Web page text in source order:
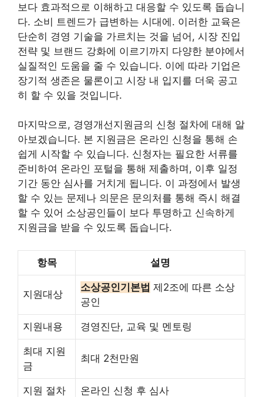
보다 효과적으로 이해하고 대응할 수 있도록 돕습니
다. 소비 트렌드가 급변하는 시대에. 이러한 교육은
단순히 경영 기술을 가르치는 것을 넘어, 시장 진입
전략 및 브랜드 강화에 이르기까지 다양한 분야에서
실질적인 도움을 줄 수 있습니다. 이에 따라 기업은
장기적 생존은 물론이고 시장 내 입지를 더욱 공고
히 할 수 있을 것입니다.
마지막으로, 경영개선지원금의 신청 절차에 대해 알
아보겠습니다. 본 지원금은 온라인 신청을 통해 손
쉽게 시작할 수 있습니다. 신청자는 필요한 서류를
준비하여 온라인 포털을 통해 제출하며, 이후 일정
기간 동안 심사를 거치게 됩니다. 이 과정에서 발생
할 수 있는 문제나 의문은 문의처를 통해 즉시 해결
할 수 있어 소상공인들이 보다 투명하고 신속하게
지원금을 받을 수 있도록 돕습니다.
항목 설명
지원대상
소상공인기본법 제2조에 따른 소상
공인
지원내용 경영진단, 교육 및 멘토링
최대 지원
금
최대 2천만원
지원 절차 온라인 신청 후 심사